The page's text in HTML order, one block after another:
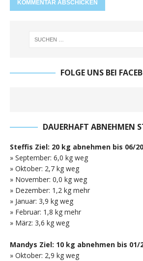
FOLGE UNS BEI
DAUERHAFT ABNEHMEN
Steffis Ziel: 20 kg abnehmen bis 06/
» September: 6,0 kg weg
» Oktober: 2,7 kg weg
» November: 0,0 kg weg
» Dezember: 1,2 kg mehr
» Januar: 3,9 kg weg
» Februar: 1,8 kg mehr
» März: 3,6 kg weg
Mandys Ziel: 10 kg abnehmen bis 01/
» Oktober: 2,9 kg weg